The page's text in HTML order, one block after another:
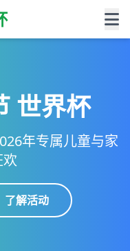
世界杯
年专属儿童与家
了解活动